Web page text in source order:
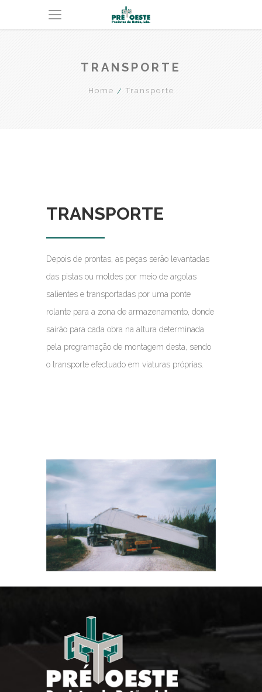
TRANSPORTE
Home Transporte
TRANSPORTE
Depois de prontas, as peças serão levantadas
das pistas ou moldes por meio de argolas
salientes e transportadas por uma ponte
rolante para a zona de armazenamento, donde
sairão para cada obra na altura determinada
pela programação de montagem desta, sendo
o transporte efectuado em viaturas próprias.